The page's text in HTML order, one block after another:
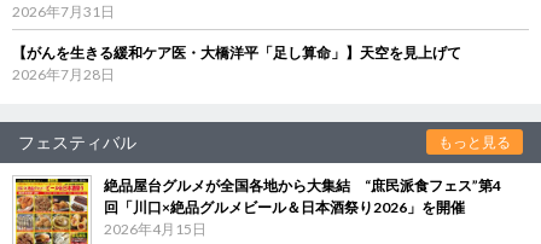
2026年7月31日
【がんを生きる緩和ケア医・大橋洋平「足し算命」】天空を見上げて
2026年7月28日
フェスティバル もっと見る
絶品屋台グルメが全国各地から大集結 “庶民派食フェス”第4
回「川口×絶品グルメビール＆日本酒祭り2026」を開催
2026年4月15日